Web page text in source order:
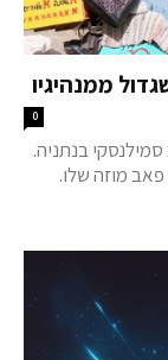
ממנהיגיו
0
בנתניה.
מוזה שלו.